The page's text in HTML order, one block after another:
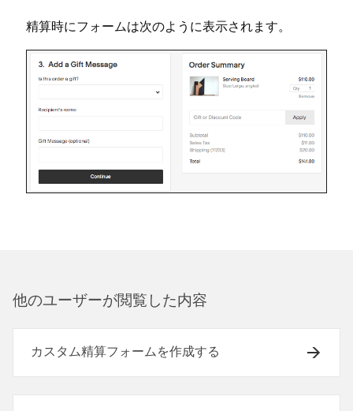
精算時にフ⁠ォ⁠ームは次のように表示されます⁠。
他のユ⁠ーザ⁠ーが閲覧した内容
カスタム精算フォームを作成する